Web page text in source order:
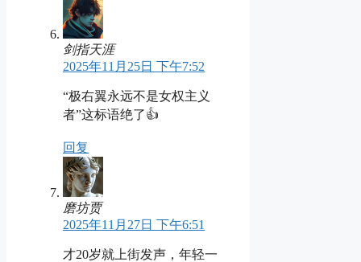
剑指天涯
2025年11月25日 下午7:52
“极右翼永远不是女权主义
者”这标语绝了👍
回复
磨坊贾
2025年11月27日 下午6:51
才20岁就上街发声，年轻一